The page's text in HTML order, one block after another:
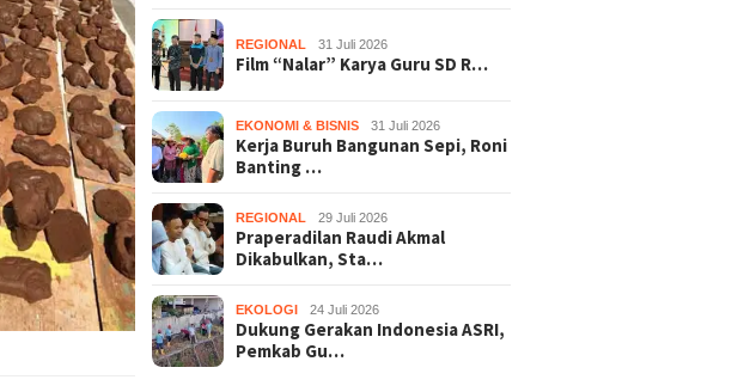
REGIONAL 31 Juli 2026
Film “Nalar” Karya Guru SD R…
EKONOMI & BISNIS 31 Juli 2026
Kerja Buruh Bangunan Sepi, Roni
Banting …
REGIONAL 29 Juli 2026
Praperadilan Raudi Akmal
Dikabulkan, Sta…
EKOLOGI 24 Juli 2026
Dukung Gerakan Indonesia ASRI,
Pemkab Gu…